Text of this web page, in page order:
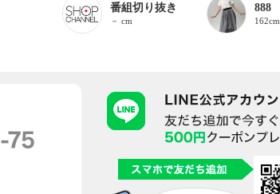
番組切り抜き
－ cm
888
162cm